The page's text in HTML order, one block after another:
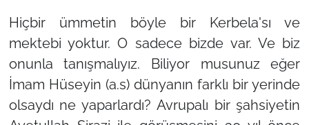
Hiçbir ümmetin böyle bir Kerbela'sı ve
mektebi yoktur. O sadece bizde var. Ve biz
onunla tanışmalıyız. Biliyor musunuz eğer
İmam Hüseyin (a.s) dünyanın farklı bir yerinde
olsaydı ne yaparlardı? Avrupalı bir şahsiyetin